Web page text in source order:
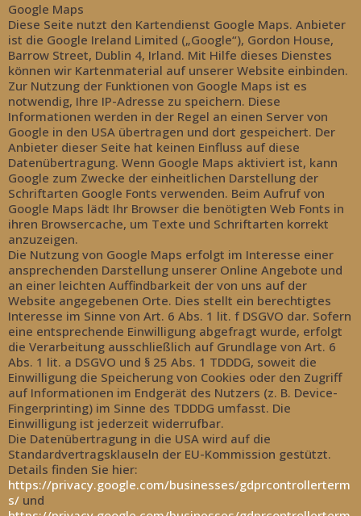
Google Maps
Diese Seite nutzt den Kartendienst Google Maps. Anbieter
ist die Google Ireland Limited („Google“), Gordon House,
Barrow Street, Dublin 4, Irland. Mit Hilfe dieses Dienstes
können wir Kartenmaterial auf unserer Website einbinden.
Zur Nutzung der Funktionen von Google Maps ist es
notwendig, Ihre IP-Adresse zu speichern. Diese
Informationen werden in der Regel an einen Server von
Google in den USA übertragen und dort gespeichert. Der
Anbieter dieser Seite hat keinen Einfluss auf diese
Datenübertragung. Wenn Google Maps aktiviert ist, kann
Google zum Zwecke der einheitlichen Darstellung der
Schriftarten Google Fonts verwenden. Beim Aufruf von
Google Maps lädt Ihr Browser die benötigten Web Fonts in
ihren Browsercache, um Texte und Schriftarten korrekt
anzuzeigen.
Die Nutzung von Google Maps erfolgt im Interesse einer
ansprechenden Darstellung unserer Online Angebote und
an einer leichten Auffindbarkeit der von uns auf der
Website angegebenen Orte. Dies stellt ein berechtigtes
Interesse im Sinne von Art. 6 Abs. 1 lit. f DSGVO dar. Sofern
eine entsprechende Einwilligung abgefragt wurde, erfolgt
die Verarbeitung ausschließlich auf Grundlage von Art. 6
Abs. 1 lit. a DSGVO und § 25 Abs. 1 TDDDG, soweit die
Einwilligung die Speicherung von Cookies oder den Zugriff
auf Informationen im Endgerät des Nutzers (z. B. Device-
Fingerprinting) im Sinne des TDDDG umfasst. Die
Einwilligung ist jederzeit widerrufbar.
Die Datenübertragung in die USA wird auf die
Standardvertragsklauseln der EU-Kommission gestützt.
Details finden Sie hier:
https://privacy.google.com/businesses/gdprcontrollerterm
s/ und